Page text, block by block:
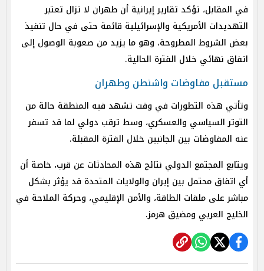
في المقابل، تؤكد تقارير إيرانية أن طهران لا تزال تعتبر
التهديدات الأمريكية والإسرائيلية قائمة حتى في حال تنفيذ
بعض الشروط المطروحة، وهو ما يزيد من صعوبة الوصول إلى
اتفاق نهائي خلال الفترة الحالية.
مستقبل مفاوضات واشنطن وطهران
وتأتي هذه التطورات في وقت تشهد فيه المنطقة حالة من
التوتر السياسي والعسكري، وسط ترقب دولي لما قد تسفر
عنه المفاوضات بين الجانبين خلال الفترة المقبلة.
ويتابع المجتمع الدولي نتائج هذه المحادثات عن قرب، خاصة أن
أي اتفاق محتمل بين إيران والولايات المتحدة قد يؤثر بشكل
مباشر على ملفات الطاقة، والأمن الإقليمي، وحركة الملاحة في
الخليج العربي ومضيق هرمز.